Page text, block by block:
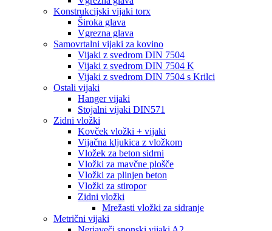
Konstrukcijski vijaki torx
Široka glava
Vgrezna glava
Samovrtalni vijaki za kovino
Vijaki z svedrom DIN 7504
Vijaki z svedrom DIN 7504 K
Vijaki z svedrom DIN 7504 s Krilci
Ostali vijaki
Hanger vijaki
Stojalni vijaki DIN571
Zidni vložki
Kovček vložki + vijaki
Vijačna kljukica z vložkom
Vložek za beton sidrni
Vložki za mavčne plošče
Vložki za plinjen beton
Vložki za stiropor
Zidni vložki
Mrežasti vložki za sidranje
Metrični vijaki